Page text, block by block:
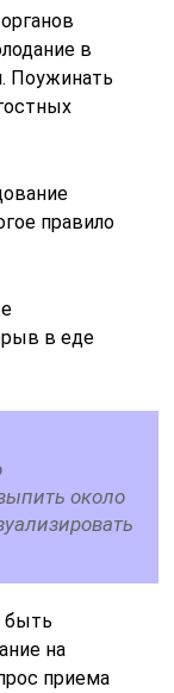
в
Поужинать
правило
в еде
около
быть
на
приема